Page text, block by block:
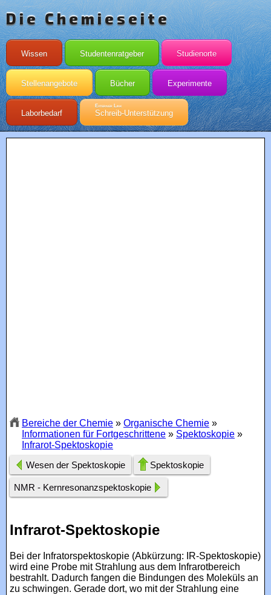
Die Chemieseite
Wissen Studentenratgeber Studienorte
Stellenangebote Bücher Experimente
Laborbedarf
Externer Link
Schreib-Unterstützung
Bereiche der Chemie » Organische Chemie »
Informationen für Fortgeschrittene » Spektoskopie »
Infrarot-Spektoskopie
Wesen der Spektoskopie
Spektoskopie
NMR - Kernresonanzspektoskopie
Infrarot-Spektoskopie
Bei der Infratorspektoskopie (Abkürzung: IR-Spektoskopie)
wird eine Probe mit Strahlung aus dem Infrarotbereich
bestrahlt. Dadurch fangen die Bindungen des Moleküls an
zu schwingen. Gerade dort, wo mit der Strahlung eine